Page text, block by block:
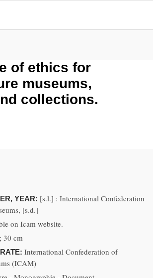
of ethics for
museums,
collections.
YEAR: [s.l.] : International Confederation
[s.d.]
on Icam website.
30 cm
International Confederation of
(ICAM)